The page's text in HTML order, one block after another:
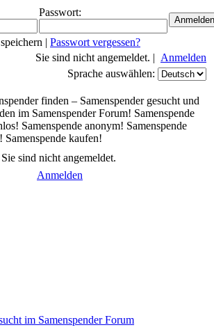
Passwort:
| Passwort vergessen?
Sie sind nicht angemeldet. | Anmelden
Sprache auswählen:
finden – Samenspender gesucht und
im Samenspender Forum! Samenspende
Samenspende anonym! Samenspende
Samenspende kaufen!
Sie sind nicht angemeldet.
Anmelden